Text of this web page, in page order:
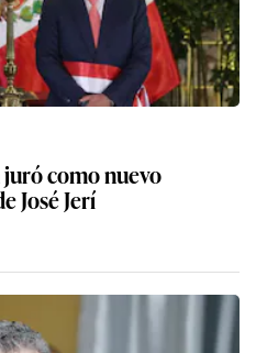
como nuevo
José Jerí